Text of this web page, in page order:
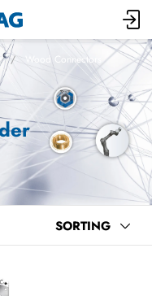
Wood Connectors
SORTING